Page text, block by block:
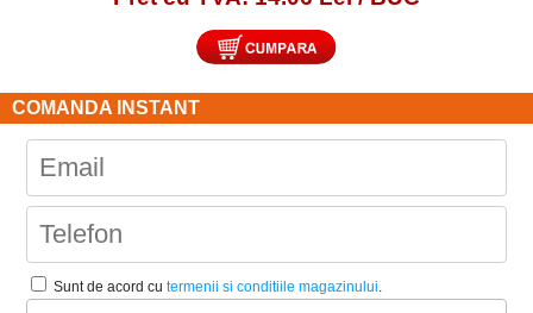
COMANDA INSTANT
Sunt de acord cutermenii si conditiile magazinului